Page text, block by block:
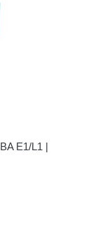
E1/L1 |